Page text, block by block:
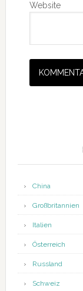
Website
China
Großbritannien
Italien
Österreich
Russland
Schweiz